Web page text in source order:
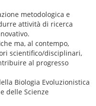
metodologica e
attività di ricerca
ma, al contempo,
scientifico/disciplinari,
al progresso
Biologia Evoluzionistica
delle Scienze